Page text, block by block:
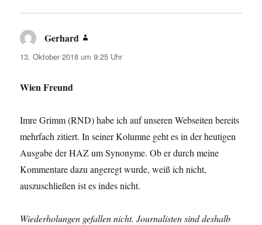
Gerhard
13. Oktober 2018 um 9:25 Uhr
Wien Freund
Imre Grimm (RND) habe ich auf unseren Webseiten bereits
mehrfach zitiert. In seiner Kolumne geht es in der heutigen
Ausgabe der HAZ um Synonyme. Ob er durch meine
Kommentare dazu angeregt wurde, weiß ich nicht,
auszuschließen ist es indes nicht.
Wiederholungen gefallen nicht. Journalisten sind deshalb